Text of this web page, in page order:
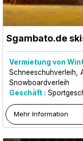
Sgambato.de
Vermietung von
Schneeschuhverleih
Snowboardverleih
Geschäft :
Mehr Information